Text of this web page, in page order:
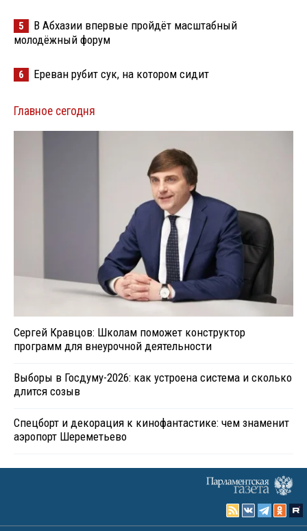
5
В Абхазии впервые пройдёт масштабный
молодёжный форум
6 Ереван рубит сук, на котором сидит
Главное сегодня
Сергей Кравцов: Школам поможет конструктор
программ для внеурочной деятельности
Выборы в Госдуму-2026: как устроена система и сколько
длится созыв
Спецборт и декорация к кинофантастике: чем знаменит
аэропорт Шереметьево